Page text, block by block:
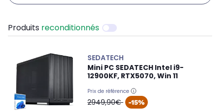
Produits reconditionnés
SEDATECH
Mini PC SEDATECH Intel i9-
12900KF, RTX5070, Win 11
Prix de référence
oldPrice
2949,90€ -15%